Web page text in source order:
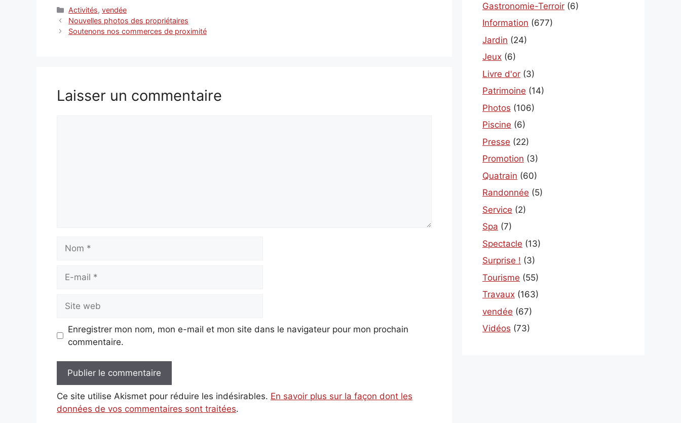
Catégories
Activités,vendée
Nouvelles photos des propriétaires
Soutenons nos commerces de proximité
Laisser un commentaire
mail
web
Enregistrer mon nom, mon e-mail et mon site dans le navigateur pour mon prochain
commentaire.
Ce site utilise Akismet pour réduire les indésirables. En savoir plus sur la façon dont les
données de vos commentaires sont traitées.
Gastronomie-Terroir (6)
Information (677)
Jardin (24)
Jeux (6)
Livre d'or (3)
Patrimoine (14)
Photos (106)
Piscine (6)
Presse (22)
Promotion (3)
Quatrain (60)
Randonnée (5)
Service (2)
Spa (7)
Spectacle (13)
Surprise ! (3)
Tourisme (55)
Travaux (163)
vendée (67)
Vidéos (73)